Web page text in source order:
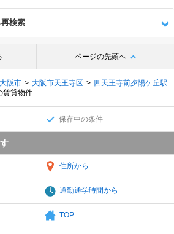
検索
ページの先頭へ
大阪市 大阪市天王寺区
四天王寺前夕陽ケ丘駅
賃貸物件
保存中の条件
住所から
通勤通学時間から
TOP